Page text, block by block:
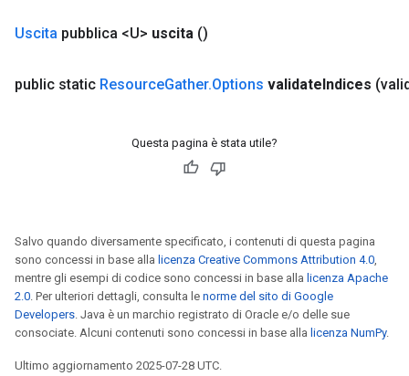
Uscita pubblica <U> uscita ()
public static ResourceGather.Options validateIndices
Questa pagina è stata utile?
Salvo quando diversamente specificato, i contenuti di questa pagina
sono concessi in base alla licenza Creative Commons Attribution 4.0,
mentre gli esempi di codice sono concessi in base alla licenza Apache
2.0. Per ulteriori dettagli, consulta le norme del sito di Google
Developers. Java è un marchio registrato di Oracle e/o delle sue
consociate. Alcuni contenuti sono concessi in base alla licenza NumPy.
Ultimo aggiornamento 2025-07-28 UTC.